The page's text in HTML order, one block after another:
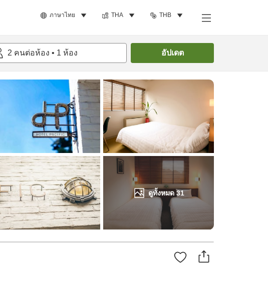
ภาษาไทย THA THB
2 คนต่อห้อง • 1 ห้อง อัปเดต
ดูทั้งหมด 31
ค้นหาห้องพัก